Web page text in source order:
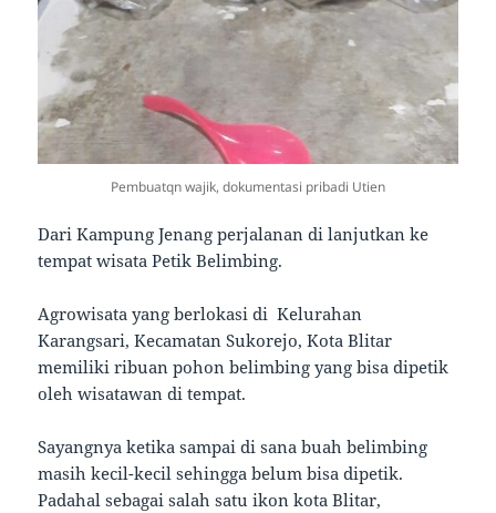
Pembuatqn wajik, dokumentasi pribadi Utien
Dari Kampung Jenang perjalanan di lanjutkan ke
tempat wisata Petik Belimbing.
Agrowisata yang berlokasi di Kelurahan
Karangsari, Kecamatan Sukorejo, Kota Blitar
memiliki ribuan pohon belimbing yang bisa dipetik
oleh wisatawan di tempat.
Sayangnya ketika sampai di sana buah belimbing
masih kecil-kecil sehingga belum bisa dipetik.
Padahal sebagai salah satu ikon kota Blitar,